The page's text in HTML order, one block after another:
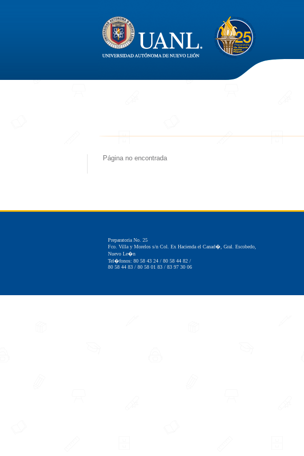
Página no encontrada
Preparatoria No. 25
Fco. Villa y Morelos s/n Col. Ex Hacienda el Canad�, Gral. Escobedo,
Nuevo Le�n
Tel�fonos: 80 58 43 24 / 80 58 44 82 /
80 58 44 83 / 80 58 01 83 / 83 97 30 06